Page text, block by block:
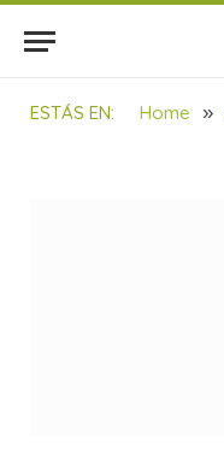
ESTÁS EN: Home »
plan1
1 MIN READ